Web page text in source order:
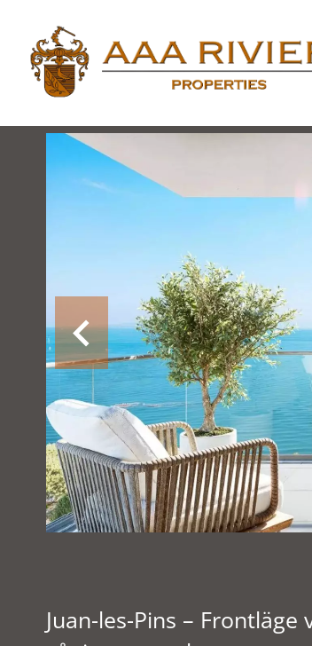
Juan-les-Pins –